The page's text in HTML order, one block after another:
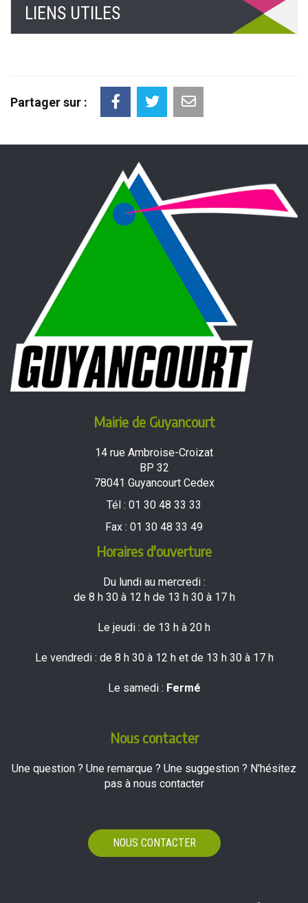
LIENS UTILES
Partager sur :
Mairie de Guyancourt
14 rue Ambroise-Croizat
BP 32
78041 Guyancourt Cedex
Tél : 01 30 48 33 33
Fax : 01 30 48 33 49
Horaires d'ouverture
Du lundi au mercredi :
de 8 h 30 à 12 h de 13 h 30 à 17 h
Le jeudi : de 13 h à 20 h
Le vendredi : de 8 h 30 à 12 h et de 13 h 30 à 17 h
Le samedi : Fermé
Nous contacter
Une question ? Une remarque ? Une suggestion ? N'hésitez
pas à nous contacter
NOUS CONTACTER